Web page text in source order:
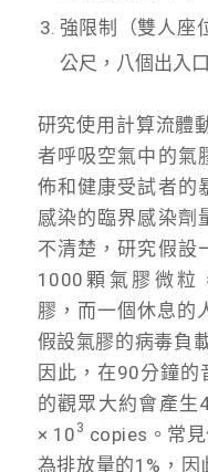
強限制（雙人座
公尺，八個出入
研究使用計算流體
者呼吸空氣中的氣
佈和健康受試者的
感染的臨界感染劑
不清楚，研究假設
1000顆氣膠微粒
膠，而一個休息的
假設氣膠的病毒負
因此，在90分鐘的
的觀眾大約會產生
× 10 3 copies。常
為排放量的1%，